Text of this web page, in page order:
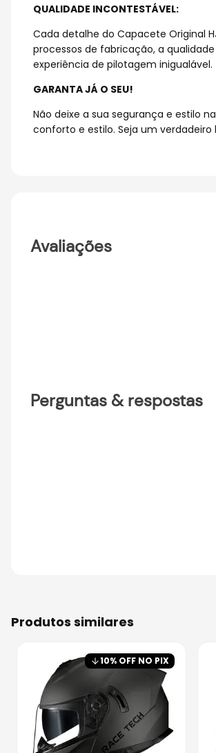
QUALIDADE INCONTESTÁVEL:
Cada detalhe do Capacete Original
processos de fabricação, a
experiência de pilotagem inigualável.
GARANTA JÁ O SEU!
Não deixe a sua segurança e estilo
conforto e estilo. Seja um verdadeiro
Avaliações
Perguntas & respostas
produtos similares
10% OFF NO PIX